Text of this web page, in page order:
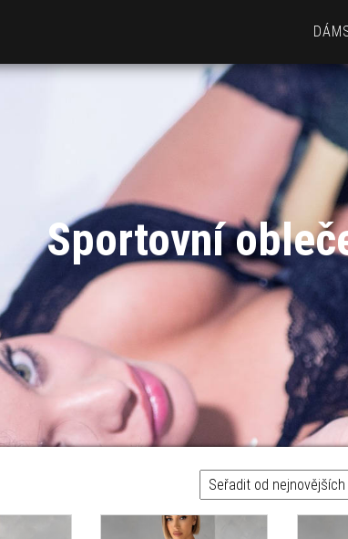
Sportovní